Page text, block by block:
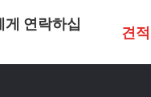
게 연락하십
견